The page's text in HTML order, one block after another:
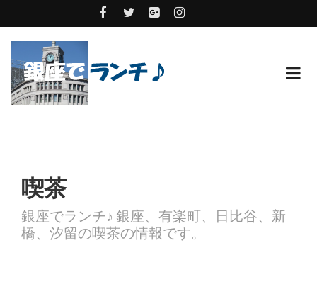
喫茶
銀座でランチ♪ 銀座、有楽町、日比谷、新
橋、汐留の喫茶の情報です。